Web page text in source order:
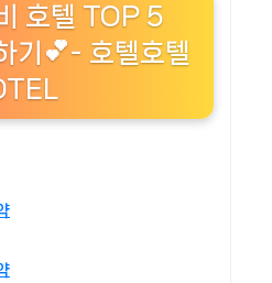
호텔 TOP 5
기💕- 호텔호텔